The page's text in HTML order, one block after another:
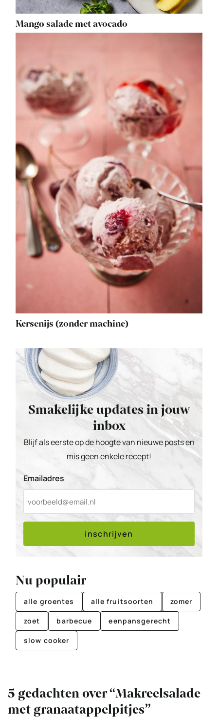
Mango salade met avocado
Kersenijs (zonder machine)
Smakelijke updates in jouw
inbox
Blijf als eerste op de hoogte van nieuwe posts en
mis geen enkele recept!
Emailadres
inschrijven
Nu populair
alle groentes alle fruitsoorten zomer
zoet barbecue eenpansgerecht
slow cooker
5 gedachten over “Makreelsalade
met granaatappelpitjes”